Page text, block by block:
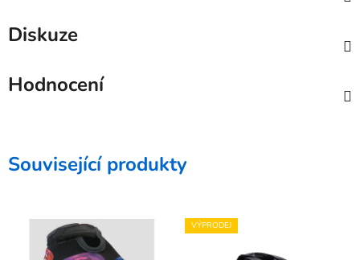
Diskuze
Hodnocení
Související produkty
VÝPRODEJ